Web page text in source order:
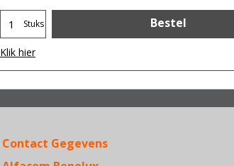
Stuks Bestel
Klik hier
Contact Gegevens